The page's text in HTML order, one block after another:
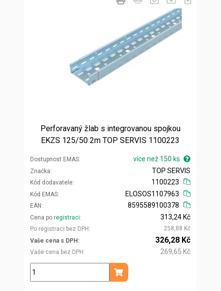
Perforavaný žlab s integrovanou spojkou
EKZS 125/50 2m TOP SERVIS 1100223
Dostupnost EMAS více než 150 ks
Značka
Kód dodavatele
TOP SERVIS
1100223
Kód EMAS
EAN
ELOSOS1107963
8595589100378
Cena po registraci
Po registraci bez DPH
313,24 Kč
258,88 Kč
Vaše cena s DPH
Vaše cena bez DPH
326,28 Kč
269,65 Kč
ks
Přidat do košíku